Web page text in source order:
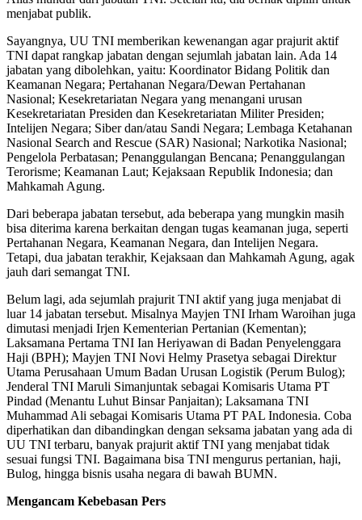
menjabat publik.
Sayangnya, UU TNI memberikan kewenangan agar prajurit aktif
TNI dapat rangkap jabatan dengan sejumlah jabatan lain. Ada 14
jabatan yang dibolehkan, yaitu: Koordinator Bidang Politik dan
Keamanan Negara; Pertahanan Negara/Dewan Pertahanan
Nasional; Kesekretariatan Negara yang menangani urusan
Kesekretariatan Presiden dan Kesekretariatan Militer Presiden;
Intelijen Negara; Siber dan/atau Sandi Negara; Lembaga Ketahanan
Nasional Search and Rescue (SAR) Nasional; Narkotika Nasional;
Pengelola Perbatasan; Penanggulangan Bencana; Penanggulangan
Terorisme; Keamanan Laut; Kejaksaan Republik Indonesia; dan
Mahkamah Agung.
Dari beberapa jabatan tersebut, ada beberapa yang mungkin masih
bisa diterima karena berkaitan dengan tugas keamanan juga, seperti
Pertahanan Negara, Keamanan Negara, dan Intelijen Negara.
Tetapi, dua jabatan terakhir, Kejaksaan dan Mahkamah Agung, agak
jauh dari semangat TNI.
Belum lagi, ada sejumlah prajurit TNI aktif yang juga menjabat di
luar 14 jabatan tersebut. Misalnya Mayjen TNI Irham Waroihan juga
dimutasi menjadi Irjen Kementerian Pertanian (Kementan);
Laksamana Pertama TNI Ian Heriyawan di Badan Penyelenggara
Haji (BPH); Mayjen TNI Novi Helmy Prasetya sebagai Direktur
Utama Perusahaan Umum Badan Urusan Logistik (Perum Bulog);
Jenderal TNI Maruli Simanjuntak sebagai Komisaris Utama PT
Pindad (Menantu Luhut Binsar Panjaitan); Laksamana TNI
Muhammad Ali sebagai Komisaris Utama PT PAL Indonesia. Coba
diperhatikan dan dibandingkan dengan seksama jabatan yang ada di
UU TNI terbaru, banyak prajurit aktif TNI yang menjabat tidak
sesuai fungsi TNI. Bagaimana bisa TNI mengurus pertanian, haji,
Bulog, hingga bisnis usaha negara di bawah BUMN.
Mengancam Kebebasan Pers